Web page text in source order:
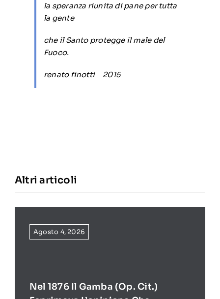
la speranza riunita di pane per tutta
la gente
che il Santo protegge il male del
Fuoco.
renato finotti 2015
Altri articoli
Agosto 4, 2026
Nel 1876 Il Gamba (op. Cit.)